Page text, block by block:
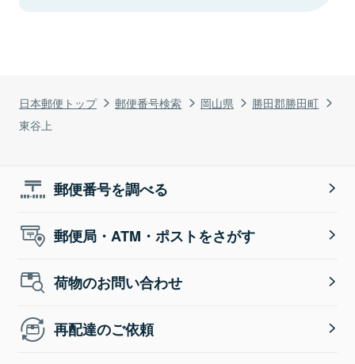
日本郵便トップ 郵便番号検索 岡山県
勝田郡勝田町
東谷上
郵便番号を調べる
郵便局・ATM・ポストをさがす
荷物のお問い合わせ
再配達のご依頼